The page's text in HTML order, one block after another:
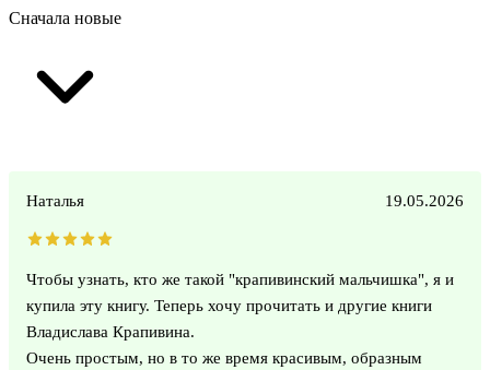
Сначала новые
Наталья 19.05.2026
Чтобы узнать, кто же такой "крапивинский мальчишка", я и
купила эту книгу. Теперь хочу прочитать и другие книги
Владислава Крапивина.
Очень простым, но в то же время красивым, образным